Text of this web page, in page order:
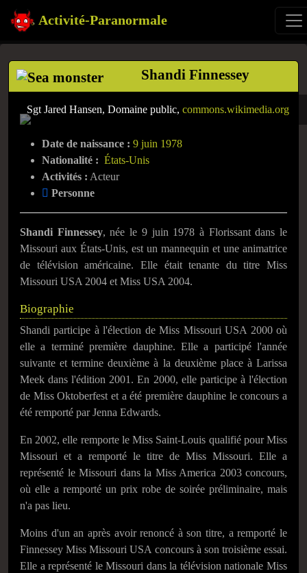
Activité-Paranormale
Shandi Finnessey
Sgt Jared Hansen, Domaine public, commons.wikimedia.org
Date de naissance : 9 juin 1978
Nationalité : États-Unis
Activités : Acteur
Personne
Shandi Finnessey, née le 9 juin 1978 à Florissant dans le
Missouri aux États-Unis, est un mannequin et une animatrice
de télévision américaine. Elle était tenante du titre Miss
Missouri USA 2004 et Miss USA 2004.
Biographie
Shandi participe à l'élection de Miss Missouri USA 2000 où
elle a terminé première dauphine. Elle a participé l'année
suivante et termine deuxième à la deuxième place à Larissa
Meek dans l'édition 2001. En 2000, elle participe à l'élection
de Miss Oktoberfest et a été première dauphine le concours a
été remporté par Jenna Edwards.
En 2002, elle remporte le Miss Saint-Louis qualifié pour Miss
Missouri et a remporté le titre de Miss Missouri. Elle a
représenté le Missouri dans la Miss America 2003 concours,
où elle a remporté un prix robe de soirée préliminaire, mais
n'a pas lieu.
Moins d'un an après avoir renoncé à son titre, a remporté le
Finnessey Miss Missouri USA concours à son troisième essai.
Elle a représenté le Missouri dans la télévision nationale Miss